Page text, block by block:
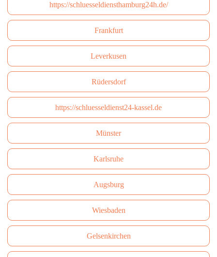
https://schluesseldiensthamburg24h.de/
Frankfurt
Leverkusen
Rüdersdorf
https://schluesseldienst24-kassel.de
Münster
Karlsruhe
Augsburg
Wiesbaden
Gelsenkirchen